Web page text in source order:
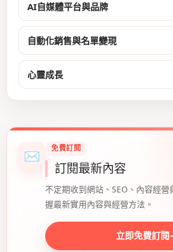
AI自媒體平台與品牌
自動化銷售與名單變現
心靈成長
✉ 免費訂閱
訂閱最新內容
不定期收到網站、SEO、內容經
握最新實用內容與經營方法。
立即免費訂閱